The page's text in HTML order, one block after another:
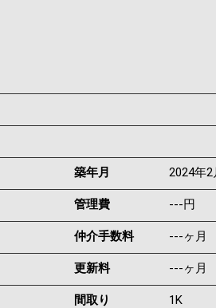
築年月 2024年2
管理費 ---円
仲介手数料 ---ヶ月
更新料 ---ヶ月
間取り 1K